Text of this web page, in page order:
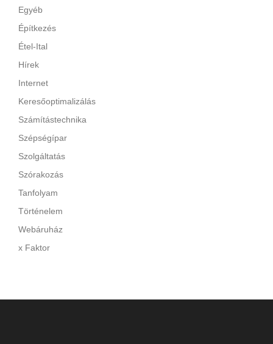
Egyéb
Építkezés
Étel-Ital
Hírek
Internet
Keresőoptimalizálás
Számítástechnika
Szépségípar
Szolgáltatás
Szórakozás
Tanfolyam
Történelem
Webáruház
x Faktor